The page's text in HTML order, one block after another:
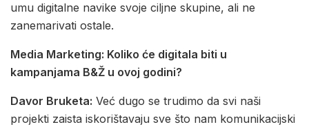
umu digitalne navike svoje ciljne skupine, ali ne
zanemarivati ostale.
Media Marketing: Koliko će digitala biti u
kampanjama B&Ž u ovoj godini?
Davor Bruketa: Već dugo se trudimo da svi naši
projekti zaista iskorištavaju sve što nam komunikacijski